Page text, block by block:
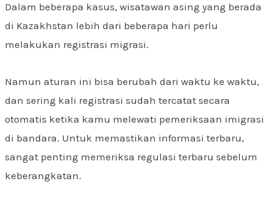
Dalam beberapa kasus, wisatawan asing yang berada
di Kazakhstan lebih dari beberapa hari perlu
melakukan registrasi migrasi.
Namun aturan ini bisa berubah dari waktu ke waktu,
dan sering kali registrasi sudah tercatat secara
otomatis ketika kamu melewati pemeriksaan imigrasi
di bandara. Untuk memastikan informasi terbaru,
sangat penting memeriksa regulasi terbaru sebelum
keberangkatan.